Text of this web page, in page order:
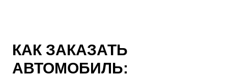
КАК ЗАКАЗАТЬ
АВТОМОБИЛЬ: